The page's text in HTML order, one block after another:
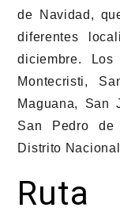
de Navidad,
diferentes
diciembre.
Montecristi,
Maguana, San
San Pedro de
Distrito